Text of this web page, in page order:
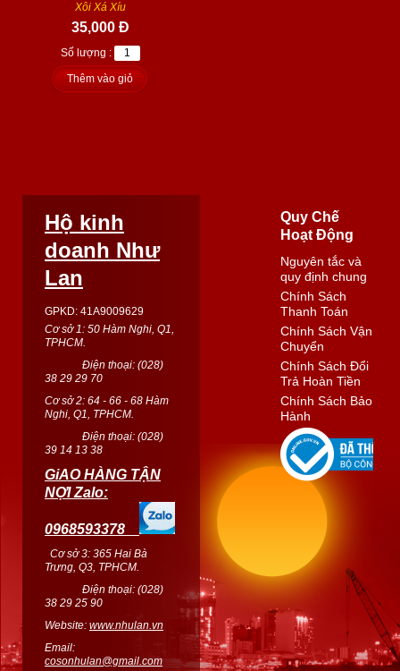
Xôi Xá Xíu
35,000 Đ
Số lượng :
Thêm vào giỏ
Hộ kinh
doanh Như
Lan
GPKD: 41A9009629
Cơ sở 1: 50 Hàm Nghi, Q1,
TPHCM.
Điện thoại: (028)
38 29 29 70
Cơ sở 2: 64 - 66 - 68 Hàm
Nghi, Q1, TPHCM.
Điện thoại: (028)
39 14 13 38
GiAO HÀNG TẬN
NỢI Zalo:
0968593378
Cơ sở 3: 365 Hai Bà
Trưng, Q3, TPHCM.
Điện thoại: (028)
38 29 25 90
Website: www.nhulan.vn
Email:
cosonhulan@gmail.com
Quy Chế
Hoạt Động
Nguyên tắc và
quy định chung
Chính Sách
Thanh Toán
Chính Sách Vận
Chuyển
Chính Sách Đổi
Trả Hoàn Tiền
Chính Sách Bảo
Hành